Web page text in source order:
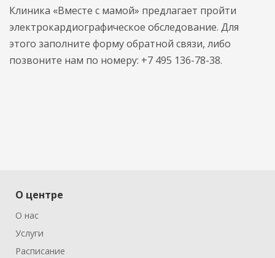
Клиника «Вместе с мамой» предлагает пройти
электрокардиографическое обследование. Для
этого заполните форму обратной связи, либо
позвоните нам по номеру: +7 495 136-78-38.
О центре
О нас
Услуги
Расписание